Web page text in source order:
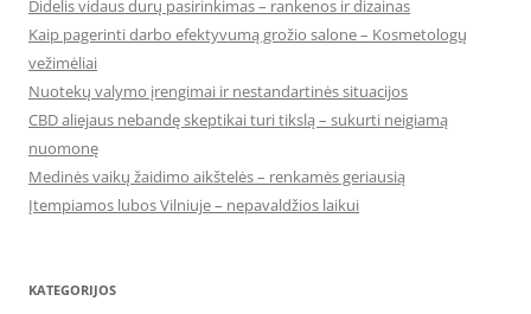
Didelis vidaus durų pasirinkimas – rankenos ir dizainas
Kaip pagerinti darbo efektyvumą grožio salone – Kosmetologų
vežimėliai
Nuotekų valymo įrengimai ir nestandartinės situacijos
CBD aliejaus nebandę skeptikai turi tikslą – sukurti neigiamą
nuomonę
Medinės vaikų žaidimo aikštelės – renkamės geriausią
Įtempiamos lubos Vilniuje – nepavaldžios laikui
KATEGORIJOS